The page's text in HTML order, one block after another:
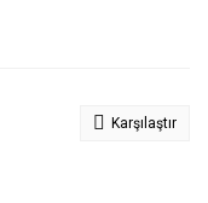
Karşılaştır